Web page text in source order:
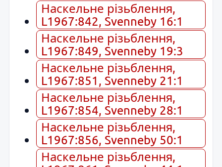
Наскельне різьблення,
L1967:842, Svenneby 16:1
Наскельне різьблення,
L1967:849, Svenneby 19:3
Наскельне різьблення,
L1967:851, Svenneby 21:1
Наскельне різьблення,
L1967:854, Svenneby 28:1
Наскельне різьблення,
L1967:856, Svenneby 50:1
Наскельне різьблення,